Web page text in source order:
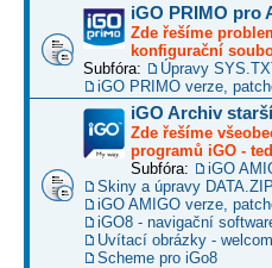
iGO PRIMO pro
Zde řešíme
konfigurační
Subfóra:
Úpravy
iGO PRIMO verze,
iGO Archiv
Zde řešíme
programů iGO -
Subfóra:
iGO
Skiny a úpravy
iGO AMIGO verze,
iGO8 - navigační
Uvítací obrázky -
Scheme pro iGo8